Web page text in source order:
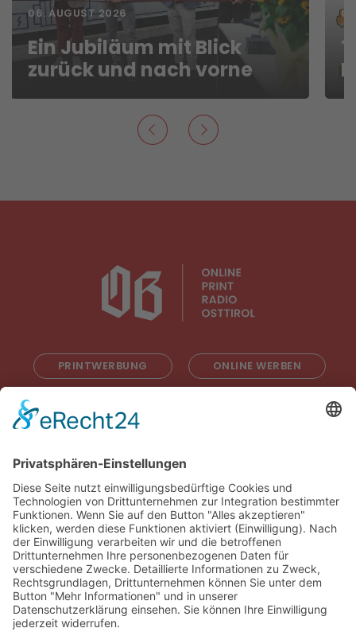
06. AUGUST 2026
Ein Jubiläum mit Blick
zurück und nach vorne
PRINTWERBUNG ONLINE WERBEN